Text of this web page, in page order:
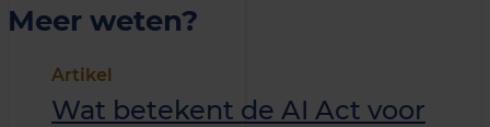
Meer weten?
Artikel
Wat betekent de AI Act voor